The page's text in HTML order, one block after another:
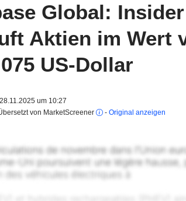
Global: Insider
Aktien im Wert
US-Dollar
um 10:27
von MarketScreener
- Original anzeigen